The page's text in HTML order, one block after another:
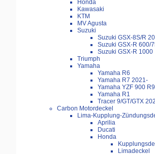
Honda
Kawasaki
KTM
MV Agusta
Suzuki
Suzuki GSX-8S/R
Suzuki GSX-R 600/
Suzuki GSX-R 1000
Triumph
Yamaha
Yamaha R6
Yamaha R7 2021-
Yamaha YZF 900 R9
Yamaha R1
Tracer 9/GT/GTX
Carbon Motordeckel
Lima-Kupplung-
Aprilia
Ducati
Honda
Limadeckel